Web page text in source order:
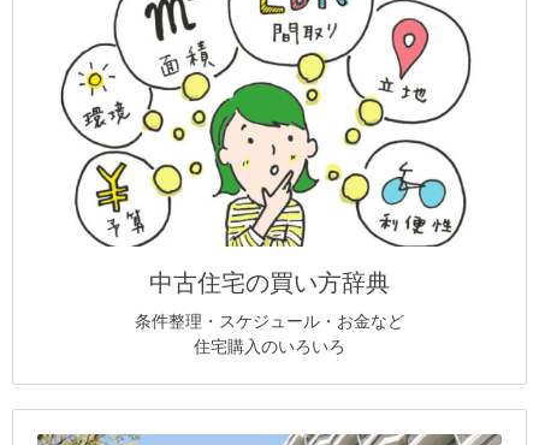
中古住宅の買い方辞典
条件整理・スケジュール・お金など
住宅購入のいろいろ